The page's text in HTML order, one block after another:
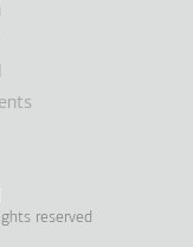
reserved